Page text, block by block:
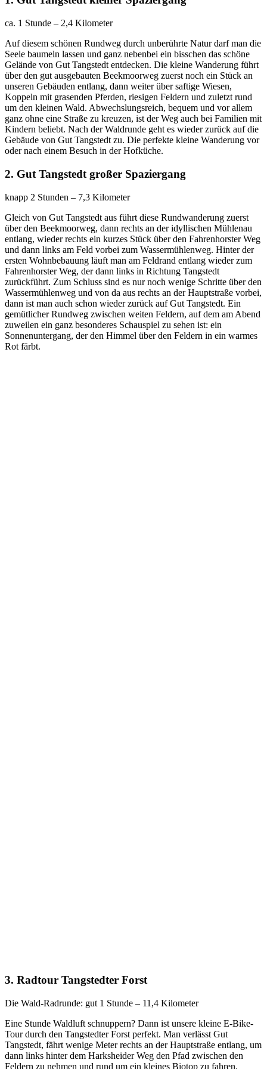
ca. 1 Stunde – 2,4 Kilometer
Auf diesem schönen Rundweg durch unberührte Natur darf man die
Seele baumeln lassen und ganz nebenbei ein bisschen das schöne
Gelände von Gut Tangstedt entdecken. Die kleine Wanderung führt
über den gut ausgebauten Beekmoorweg zuerst noch ein Stück an
unseren Gebäuden entlang, dann weiter über saftige Wiesen,
Koppeln mit grasenden Pferden, riesigen Feldern und zuletzt rund
um den kleinen Wald. Abwechslungsreich, bequem und vor allem
ganz ohne eine Straße zu kreuzen, ist der Weg auch bei Familien mit
Kindern beliebt. Nach der Waldrunde geht es wieder zurück auf die
Gebäude von Gut Tangstedt zu. Die perfekte kleine Wanderung vor
oder nach einem Besuch in der Hofküche.
2. Gut Tangstedt großer Spaziergang
knapp 2 Stunden – 7,3 Kilometer
Gleich von Gut Tangstedt aus führt diese Rundwanderung zuerst
über den Beekmoorweg, dann rechts an der idyllischen Mühlenau
entlang, wieder rechts ein kurzes Stück über den Fahrenhorster Weg
und dann links am Feld vorbei zum Wassermühlenweg. Hinter der
ersten Wohnbebauung läuft man am Feldrand entlang wieder zum
Fahrenhorster Weg, der dann links in Richtung Tangstedt
zurückführt. Zum Schluss sind es nur noch wenige Schritte über den
Wassermühlenweg und von da aus rechts an der Hauptstraße vorbei,
dann ist man auch schon wieder zurück auf Gut Tangstedt. Ein
gemütlicher Rundweg zwischen weiten Feldern, auf dem am Abend
zuweilen ein ganz besonderes Schauspiel zu sehen ist: ein
Sonnenuntergang, der den Himmel über den Feldern in ein warmes
Rot färbt.
3. Radtour Tangstedter Forst
Die Wald-Radrunde: gut 1 Stunde – 11,4 Kilometer
Eine Stunde Waldluft schnuppern? Dann ist unsere kleine E-Bike-
Tour durch den Tangstedter Forst perfekt. Man verlässt Gut
Tangstedt, fährt wenige Meter rechts an der Hauptstraße entlang, um
dann links hinter dem Harksheider Weg den Pfad zwischen den
Feldern zu nehmen und rund um ein kleines Biotop zu fahren.